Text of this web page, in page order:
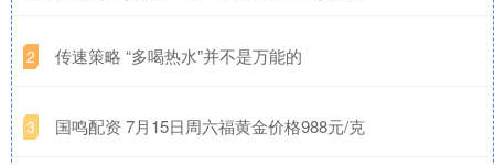
2 ​传速策略 “多喝热水”并不是万能的
3 ​国鸣配资 7月15日周六福黄金价格988元/克